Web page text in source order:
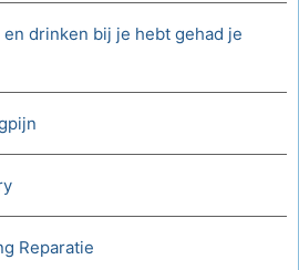
drinken bij je hebt gehad je
Reparatie